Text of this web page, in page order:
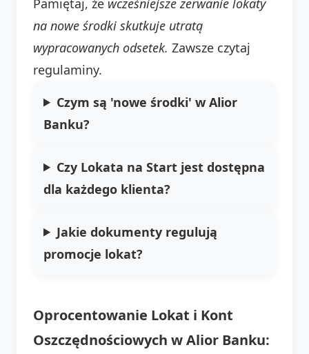
na nowe środki skutkuje utratą
wypracowanych odsetek. Zawsze czytaj
regulaminy.
Czym są 'nowe środki' w Alior
Banku?
Czy Lokata na Start jest dostępna
dla każdego klienta?
Jakie dokumenty regulują
promocje lokat?
Oprocentowanie Lokat i Kont
Oszczędnościowych w Alior Banku: